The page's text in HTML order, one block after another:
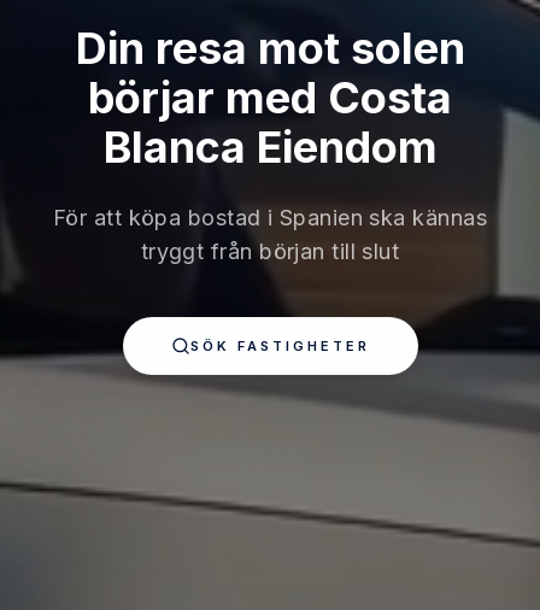
Din resa mot solen
börjar med Costa
Blanca Eiendom
För att köpa bostad i Spanien ska kännas
tryggt från början till slut
SÖK FASTIGHETER